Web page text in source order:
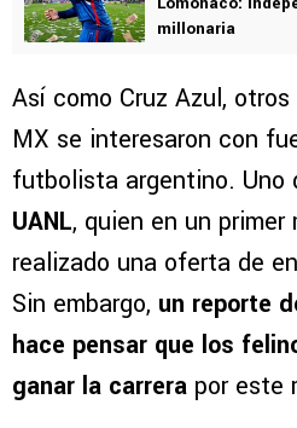
millonaria
Así como Cruz Azul,
MX se interesaron con
futbolista argentino. Uno
UANL, quien en un primer
realizado una oferta de
Sin embargo, un reporte
hace pensar que los
ganar la carrera por este